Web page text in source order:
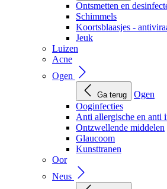
Ontsmetten en
Schimmels
Koortsblaasjes -
Jeuk
Luizen
Acne
Ogen
Ga terug
Ogen
Ooginfecties
Anti allergische en anti
Ontzwellende middelen
Glaucoom
Kunsttranen
Oor
Neus